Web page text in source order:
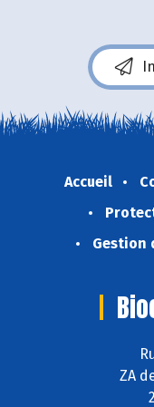
Accueil
Gestion
ZA